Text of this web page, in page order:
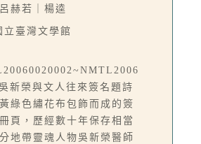
赫若｜楊逵
立臺灣文學館
新榮與文人往來簽名題詩
綠色繡花布包飾而成的簽
頁，歷經數十年保存相當
地帶靈魂人物吳新榮醫師